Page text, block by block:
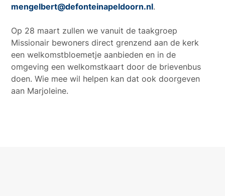
mengelbert@defonteinapeldoorn.nl.
Op 28 maart zullen we vanuit de taakgroep
Missionair bewoners direct grenzend aan de kerk
een welkomstbloemetje aanbieden en in de
omgeving een welkomstkaart door de brievenbus
doen. Wie mee wil helpen kan dat ook doorgeven
aan Marjoleine.